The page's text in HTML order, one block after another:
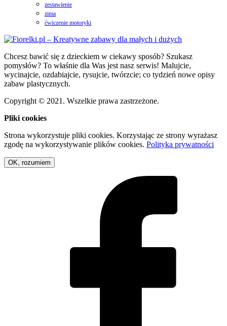
zestawienie
zima
ćwiczenie motoryki
Chcesz bawić się z dzieckiem w ciekawy sposób? Szukasz
pomysłów? To właśnie dla Was jest nasz serwis! Malujcie,
wycinajcie, ozdabiajcie, rysujcie, twórzcie; co tydzień nowe opisy
zabaw plastycznych.
Copyright © 2021. Wszelkie prawa zastrzeżone.
Pliki cookies
Strona wykorzystuje pliki cookies. Korzystając ze strony wyrażasz
zgodę na wykorzystywanie plików cookies. Polityka prywatności
OK, rozumiem